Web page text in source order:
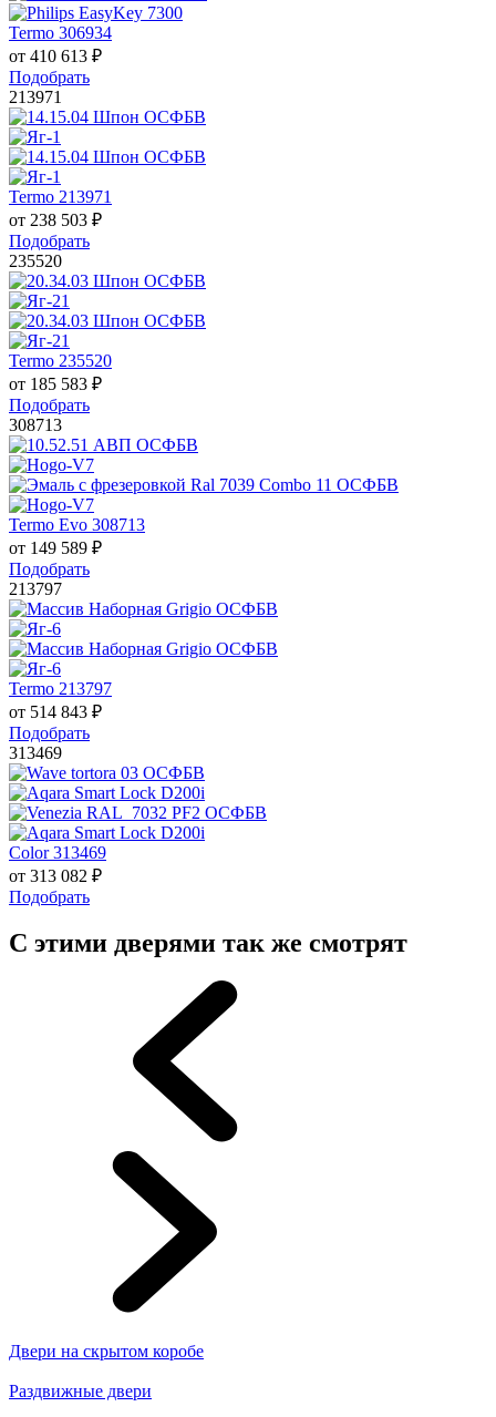
Termo 306934
от 410 613 ₽
Подобрать
213971
Termo 213971
от 238 503 ₽
Подобрать
235520
Termo 235520
от 185 583 ₽
Подобрать
308713
Termo Evo 308713
от 149 589 ₽
Подобрать
213797
Termo 213797
от 514 843 ₽
Подобрать
313469
Color 313469
от 313 082 ₽
Подобрать
С этими дверями так же смотрят
Двери на скрытом коробе
Раздвижные двери